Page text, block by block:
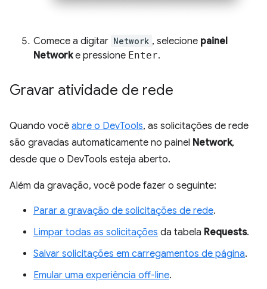
Comece a digitar Network , selecione painel
Networke pressione Enter.
Gravar atividade de rede
Quando você abre o DevTools, as solicitações de rede
são gravadas automaticamente no painel Network,
desde que o DevTools esteja aberto.
Além da gravação, você pode fazer o seguinte:
Parar a gravação de solicitações de rede.
Limpar todas as solicitações da tabela Requests.
Salvar solicitações em carregamentos de página.
Emular uma experiência off-line.